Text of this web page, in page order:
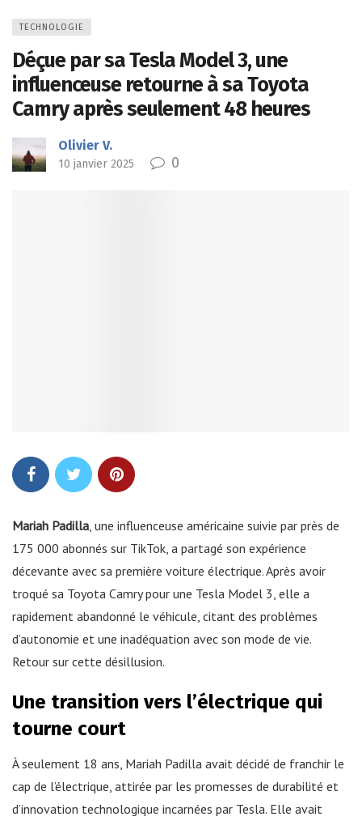
TECHNOLOGIE
Déçue par sa Tesla Model 3, une
influenceuse retourne à sa Toyota
Camry après seulement 48 heures
Olivier V.
10 janvier 2025 0
Mariah Padilla , une influenceuse américaine suivie par près de
175 000 abonnés sur TikTok, a partagé son expérience
décevante avec sa première voiture électrique. Après avoir
troqué sa Toyota Camry pour une Tesla Model 3, elle a
rapidement abandonné le véhicule, citant des problèmes
d’autonomie et une inadéquation avec son mode de vie.
Retour sur cette désillusion.
Une transition vers l’électrique qui
tourne court
À seulement 18 ans, Mariah Padilla avait décidé de franchir le
cap de l’électrique, attirée par les promesses de durabilité et
d’innovation technologique incarnées par Tesla. Elle avait